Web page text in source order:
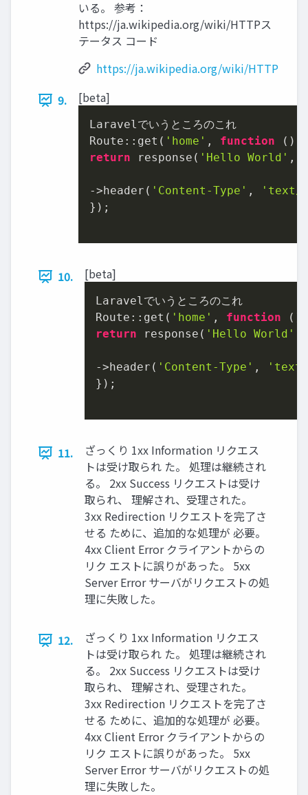
いる。 参考：
https://ja.wikipedia.org/wiki/HTTPス
テータス コード
https://ja.wikipedia.org/wiki/HTTP
9.
[beta]
Laravelでいうところのこれ
Route::get( 'home' , function ( )
return response( 'Hello World' ,
->header( 'Content-Type' ,
'text/
});
10. [beta]
Laravelでいうところのこれ
Route::get( 'home' , function (
return response( 'Hello World'
->header( 'Content-Type' ,
});
11.
ざっくり 1xx Information リクエス
トは受け取られ た。 処理は継続され
る。 2xx Success リクエストは受け
取られ、 理解され、受理された。
3xx Redirection リクエストを完了さ
せる ために、追加的な処理が 必要。
4xx Client Error クライアントからの
リク エストに誤りがあった。 5xx
Server Error サーバがリクエストの処
理に失敗した。
12.
ざっくり 1xx Information リクエス
トは受け取られ た。 処理は継続され
る。 2xx Success リクエストは受け
取られ、 理解され、受理された。
3xx Redirection リクエストを完了さ
せる ために、追加的な処理が 必要。
4xx Client Error クライアントからの
リク エストに誤りがあった。 5xx
Server Error サーバがリクエストの処
理に失敗した。